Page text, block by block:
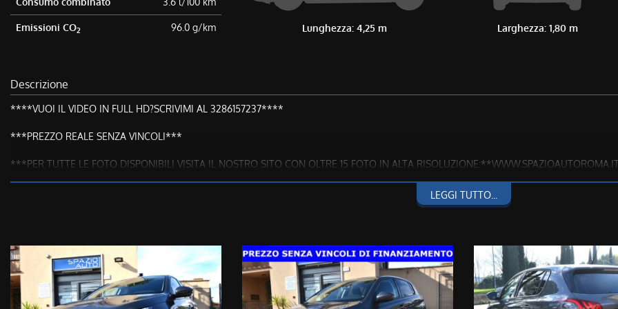
Emissioni CO2 96.0 g/km Lunghezza: 4,25 m Larghezza: 1,80 m
Descrizione
****VUOI IL VIDEO IN FULL HD?SCRIVIMI AL 3286157237****
***PREZZO REALE SENZA VINCOLI***
***PER TUTTE LE FOTO DISPONIBILI VISITA IL NOSTRO SITO CON OLTRE 15 FOTO IN ALTA
**CONTATTACI ANCHE PER SMS O WHATSAPP AI NUMERI 3286157237 OPPURE 3286228637**
Il prezzo di acquisto NON E’ VINCOLATO all’apertura di un finanziamento o assicurazioni varie.
TUTTE LE NOSTRE VETTURE SONO A DISPOSIZIONE PER EFFETTUARE QUALSIASI CONTROLLO E STATO D'USO IN CASA MADRE
Modello & Allestimento:
LEGGI TUTTO...